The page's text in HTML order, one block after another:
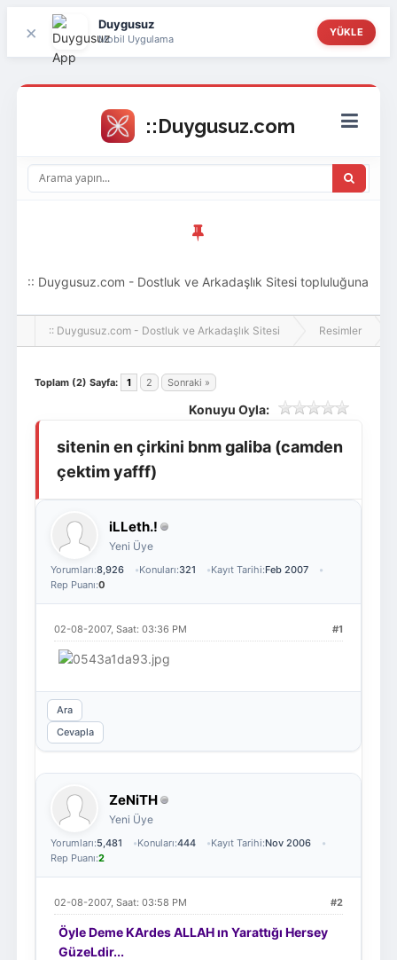
× Duygusuz
Mobil Uygulama
YÜKLE
Üye Ol
:: Duygusuz.com - Dostluk ve Arkadaşlık Sitesi topluluğuna
hoş geldin ziyaretçi! Aramıza katılmak istersen kayıt
:: Duygusuz.com - Dostluk ve Arkadaşlık Sitesi Resimler
Toplam (2) Sayfa: 1 2 Sonraki »
Konuyu Oyla:
sitenin en çirkini bnm galiba (camden
çektim yafff)
iLLeth.!
Yeni Üye
Yorumları:8,926 Konuları:321 Kayıt Tarihi:Feb 2007
Rep Puanı:0
#1
02-08-2007, Saat: 03:36 PM
Ara
Cevapla
ZeNiTH
Yeni Üye
Yorumları:5,481 Konuları:444 Kayıt Tarihi:Nov 2006
Rep Puanı:2
#2
02-08-2007, Saat: 03:58 PM
Öyle Deme KArdes ALLAH ın Yarattığı Hersey
GüzeLdir...